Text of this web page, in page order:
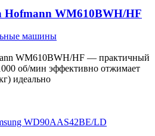
WM610BWH/HF
машины
WM610BWH/HF — практичный
об/мин эффективно отжимает
идеально